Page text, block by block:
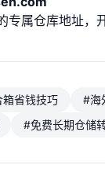
专属仓库地址，
省钱技巧 #海
#免费长期仓储